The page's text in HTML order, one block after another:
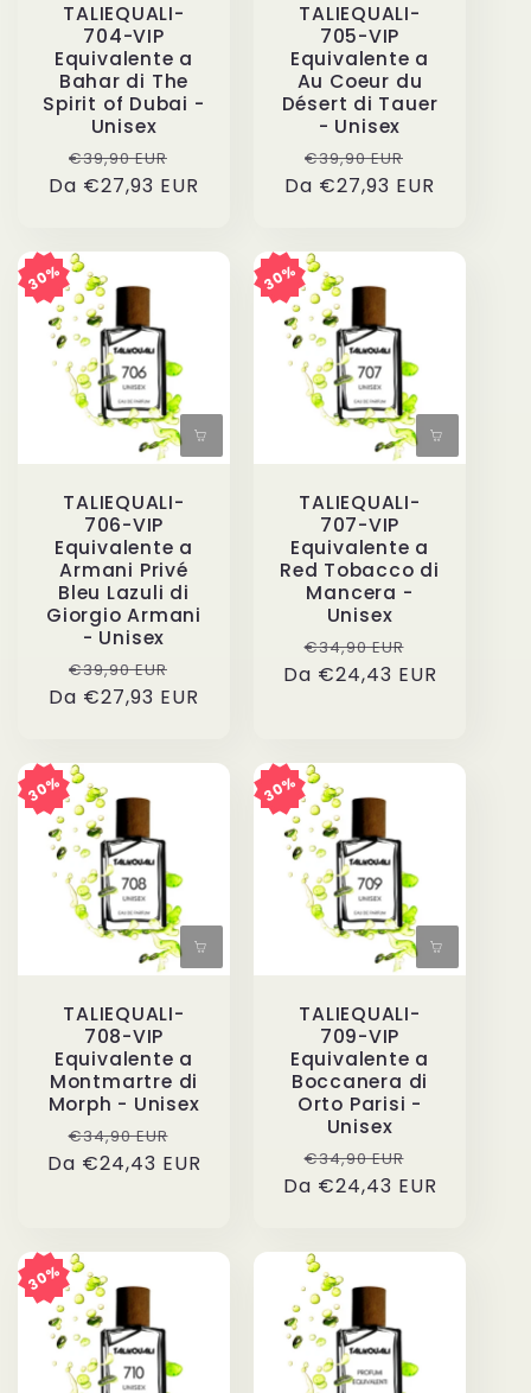
TALIEQUALI-
704-VIP
Equivalente a
Bahar di The
Spirit of Dubai -
Unisex
Prezzo
di
€39,90 EUR
scontato
Da €27,93 EUR
TALIEQUALI-
705-VIP
Equivalente a
Au Coeur du
Désert di Tauer
- Unisex
Prezzo
di
€39,90 EUR
scontato
Da €27,93 EUR
30%
TALIEQUALI-
706-VIP
Equivalente a
Armani Privé
Bleu Lazuli di
Giorgio Armani
- Unisex
Prezzo
di
€39,90 EUR
scontato
Da €27,93 EUR
30%
TALIEQUALI-
707-VIP
Equivalente a
Red Tobacco di
Mancera -
Unisex
Prezzo
di
€34,90 EUR
scontato
Da €24,43 EUR
30%
TALIEQUALI-
708-VIP
Equivalente a
Montmartre di
Morph - Unisex
Prezzo
di
€34,90 EUR
scontato
Da €24,43 EUR
30%
TALIEQUALI-
709-VIP
Equivalente a
Boccanera di
Orto Parisi -
Unisex
Prezzo
di
€34,90 EUR
scontato
Da €24,43 EUR
30%